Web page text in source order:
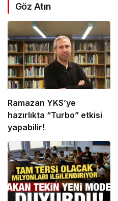
Göz Atın
Ramazan YKS’ye
hazırlıkta “Turbo” etkisi
yapabilir!